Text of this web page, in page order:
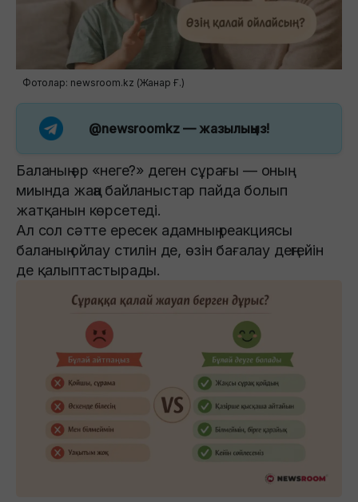
Фотолар: newsroom.kz (Жанар Ғ.)
@newsroomkz — жазылыңыз!
Баланың әр «неге?» деген сұрағы — оның
миында жаңа байланыстар пайда болып
жатқанын көрсетеді.
Ал сол сәтте ересек адамның реакциясы
баланың ойлау стилін де, өзін бағалау деңгейін
де қалыптастырады.